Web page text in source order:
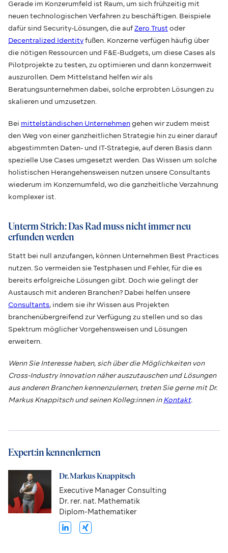
Gerade im Konzerumfeld ist Raum, um sich frühzeitig mit
neuen technologischen Verfahren zu beschäftigen. Beispiele
dafür sind Security-Lösungen, die aufZero Trust oder
Decentralized Identityfußen. Konzerne verfügen häufig über
die nötigen Ressourcen und F&E-Budgets, um diese Cases als
Pilotprojekte zu testen, zu optimieren und dann konzernweit
auszurollen. Dem Mittelstand helfen wir als
Beratungsunternehmen dabei, solche erprobten Lösungen zu
skalieren und umzusetzen.
Bei mittelständischen Unternehmengehen wir zudem meist
den Weg von einer ganzheitlichen Strategie hin zu einer darauf
abgestimmten Daten- und IT-Strategie, auf deren Basis dann
spezielle Use Cases umgesetzt werden. Das Wissen um solche
holistischen Herangehensweisen nutzen unsere Consultants
wiederum im Konzernumfeld, wo die ganzheitliche Verzahnung
komplexer ist.
Unterm Strich: Das Rad muss nicht immer neu
erfunden werden
Statt bei null anzufangen, können Unternehmen Best Practices
nutzen. So vermeiden sie Testphasen und Fehler, für die es
bereits erfolgreiche Lösungen gibt. Doch wie gelingt der
Austausch mit anderen Branchen? Dabei helfen unsere
Consultants, indem sie ihr Wissen aus Projekten
branchenübergreifend zur Verfügung zu stellen und so das
Spektrum möglicher Vorgehensweisen und Lösungen
erweitern.
Wenn Sie Interesse haben, sich über die Möglichkeiten von
Cross-Industry Innovation näher auszutauschen und Lösungen
aus anderen Branchen kennenzulernen, treten Sie gerne mit Dr.
Markus Knappitsch und seinen Kolleg:innen inKontakt.
Expert:in kennenlernen
Dr. Markus Knappitsch
Executive Manager Consulting
Dr. rer. nat. Mathematik
Diplom-Mathematiker